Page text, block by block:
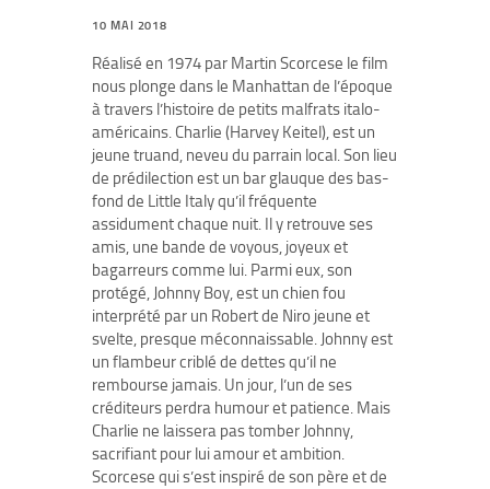
10 MAI 2018
Réalisé en 1974 par Martin Scorcese le film
nous plonge dans le Manhattan de l’époque
à travers l’histoire de petits malfrats italo-
américains. Charlie (Harvey Keitel), est un
jeune truand, neveu du parrain local. Son lieu
de prédilection est un bar glauque des bas-
fond de Little Italy qu’il fréquente
assidument chaque nuit. Il y retrouve ses
amis, une bande de voyous, joyeux et
bagarreurs comme lui. Parmi eux, son
protégé, Johnny Boy, est un chien fou
interprété par un Robert de Niro jeune et
svelte, presque méconnaissable. Johnny est
un flambeur criblé de dettes qu’il ne
rembourse jamais. Un jour, l’un de ses
créditeurs perdra humour et patience. Mais
Charlie ne laissera pas tomber Johnny,
sacrifiant pour lui amour et ambition.
Scorcese qui s’est inspiré de son père et de